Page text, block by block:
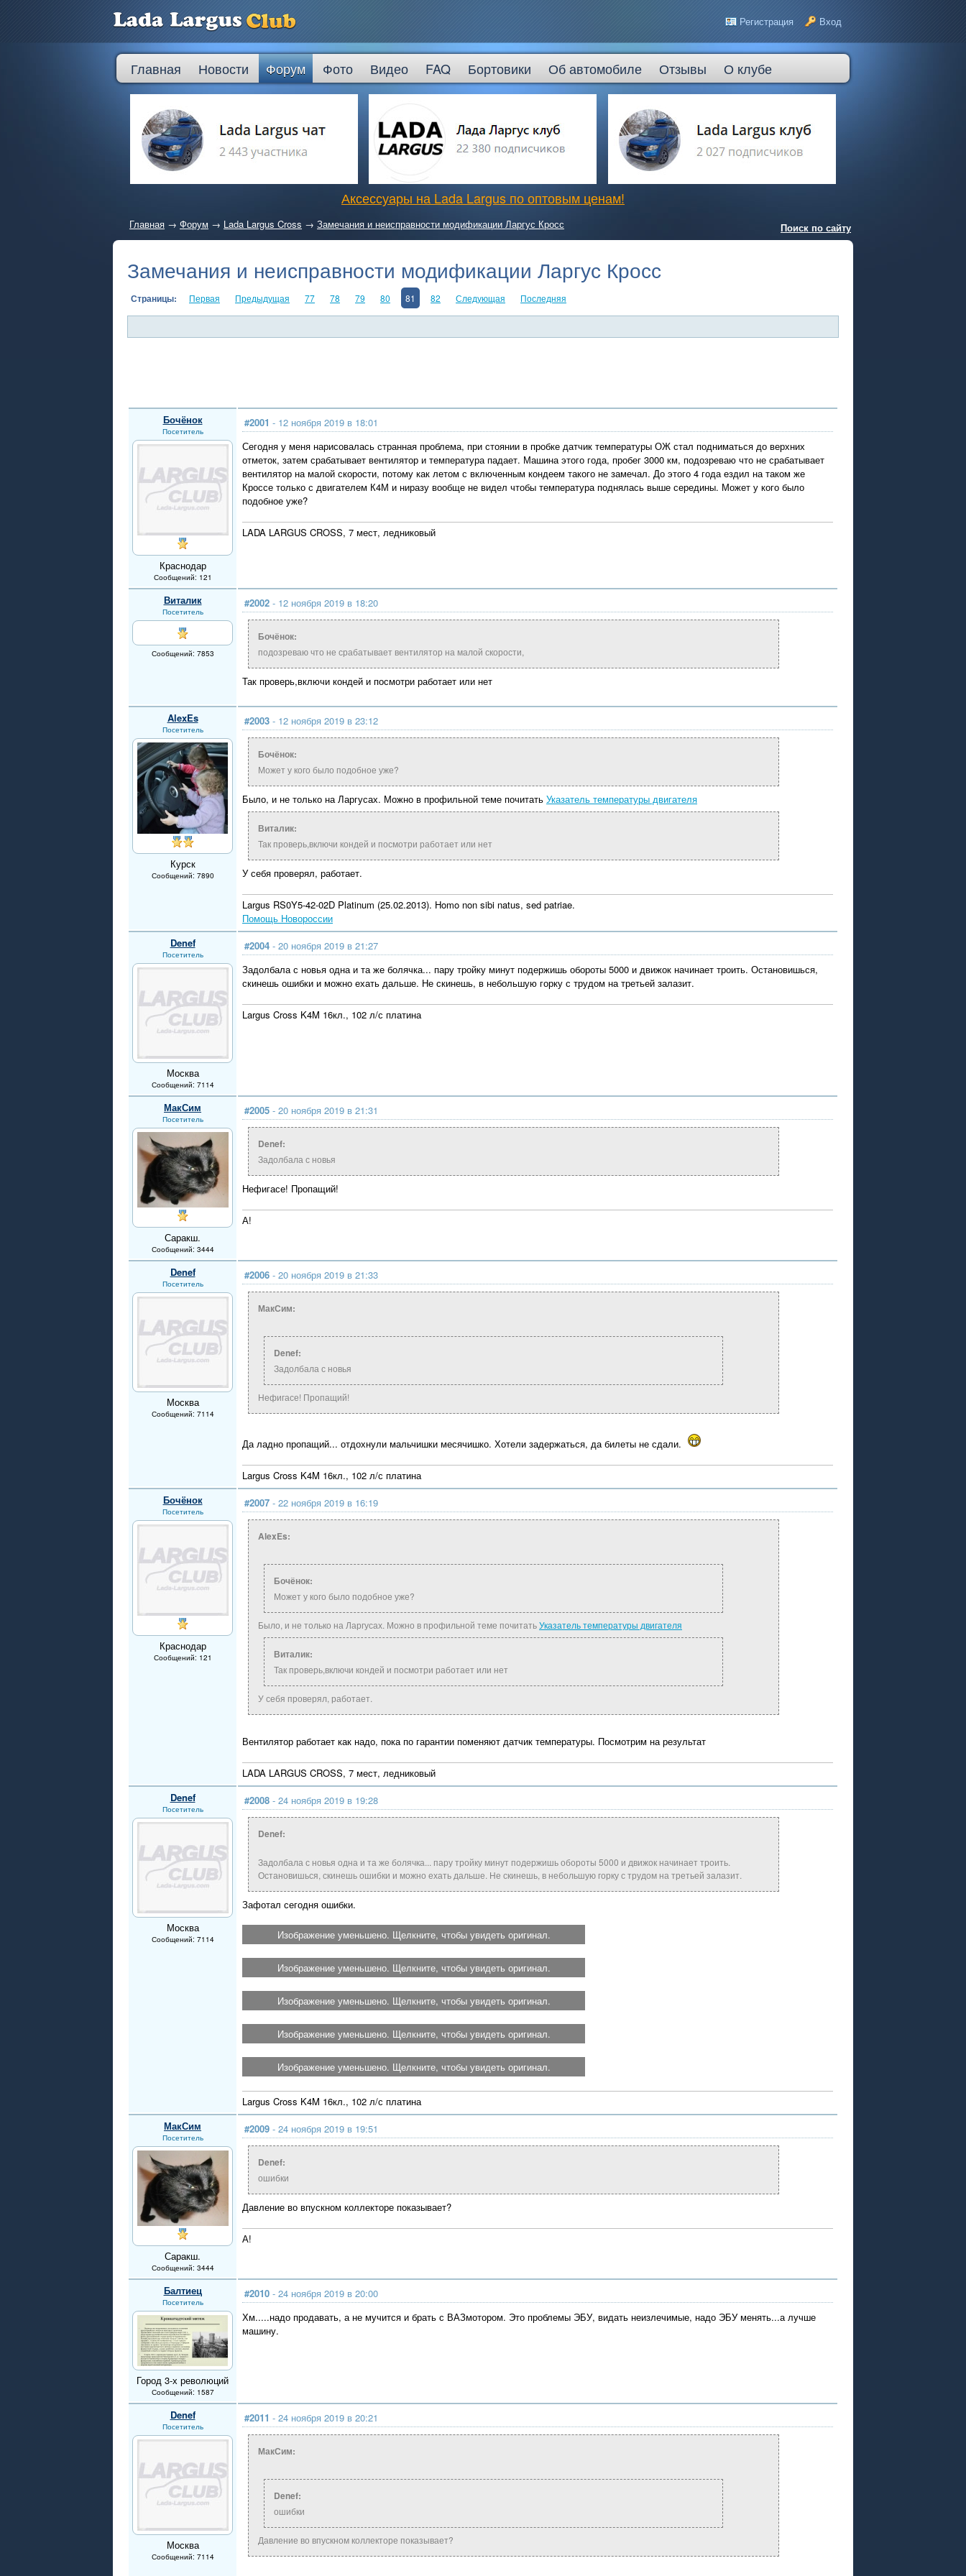
Регистрация Вход
Главная Новости Форум Фото Видео FAQ Бортовики Об автомобиле Отзывы О клубе
Аксессуары на Lada Largus по оптовым ценам!
Главная → Форум → Lada Largus Cross → Замечания и неисправности модификации Ларгус Кросс Поиск по сайту
Замечания и неисправности модификации Ларгус Кросс
Страницы: Первая Предыдущая 77 78 79 80 81 82 Следующая Последняя
Бочёнок
Посетитель
Краснодар
Сообщений: 121
#2001 - 12 ноября 2019 в 18:01
Сегодня у меня нарисовалась странная проблема, при стоянии в пробке датчик температуры ОЖ стал подниматься до верхних
отметок, затем срабатывает вентилятор и температура падает. Машина этого года, пробег 3000 км, подозреваю что не срабатывает
вентилятор на малой скорости, потому как летом с включенным кондеем такого не замечал. До этого 4 года ездил на таком же
Кроссе только с двигателем К4М и ниразу вообще не видел чтобы температура поднялась выше середины. Может у кого было
подобное уже?
LADA LARGUS CROSS, 7 мест, ледниковый
Виталик
Посетитель
Сообщений: 7853
#2002 - 12 ноября 2019 в 18:20
Бочёнок:
подозреваю что не срабатывает вентилятор на малой скорости,
Так проверь,включи кондей и посмотри работает или нет
AlexEs
Посетитель
Курск
Сообщений: 7890
#2003 - 12 ноября 2019 в 23:12
Бочёнок:
Может у кого было подобное уже?
Было, и не только на Ларгусах. Можно в профильной теме почитать Указатель температуры двигателя
Виталик:
Так проверь,включи кондей и посмотри работает или нет
У себя проверял, работает.
Largus RS0Y5-42-02D Platinum (25.02.2013). Homo non sibi natus, sed patriae.
Помощь Новороссии
Denef
Посетитель
Москва
Сообщений: 7114
#2004 - 20 ноября 2019 в 21:27
Задолбала с новья одна и та же болячка... пару тройку минут подержишь обороты 5000 и движок начинает троить. Остановишься,
скинешь ошибки и можно ехать дальше. Не скинешь, в небольшую горку с трудом на третьей залазит.
Largus Cross K4M 16кл., 102 л/с платина
МакСим
Посетитель
Саракш.
Сообщений: 3444
#2005 - 20 ноября 2019 в 21:31
Denef:
Задолбала с новья
Нефигасе! Пропащий!
А!
Denef
Посетитель
Москва
Сообщений: 7114
#2006 - 20 ноября 2019 в 21:33
МакСим:
Denef:
Задолбала с новья
Нефигасе! Пропащий!
Да ладно пропащий... отдохнули мальчишки месячишко. Хотели задержаться, да билеты не сдали.
Largus Cross K4M 16кл., 102 л/с платина
Бочёнок
Посетитель
Краснодар
Сообщений: 121
#2007 - 22 ноября 2019 в 16:19
AlexEs:
Бочёнок:
Может у кого было подобное уже?
Было, и не только на Ларгусах. Можно в профильной теме почитатьУказатель температуры двигателя
Виталик:
Так проверь,включи кондей и посмотри работает или нет
У себя проверял, работает.
Вентилятор работает как надо, пока по гарантии поменяют датчик температуры. Посмотрим на результат
LADA LARGUS CROSS, 7 мест, ледниковый
Denef
Посетитель
Москва
Сообщений: 7114
#2008 - 24 ноября 2019 в 19:28
Denef:
Задолбала с новья одна и та же болячка... пару тройку минут подержишь обороты 5000 и движок начинает троить.
Остановишься, скинешь ошибки и можно ехать дальше. Не скинешь, в небольшую горку с трудом на третьей залазит.
Зафотал сегодня ошибки.
Изображение уменьшено. Щелкните, чтобы увидеть оригинал.
Изображение уменьшено. Щелкните, чтобы увидеть оригинал.
Изображение уменьшено. Щелкните, чтобы увидеть оригинал.
Изображение уменьшено. Щелкните, чтобы увидеть оригинал.
Изображение уменьшено. Щелкните, чтобы увидеть оригинал.
Largus Cross K4M 16кл., 102 л/с платина
МакСим
Посетитель
Саракш.
Сообщений: 3444
#2009 - 24 ноября 2019 в 19:51
Denef:
ошибки
Давление во впускном коллекторе показывает?
А!
Балтиец
Посетитель
Город 3-х революций
Сообщений: 1587
#2010 - 24 ноября 2019 в 20:00
Хм.....надо продавать, а не мучится и брать с ВАЗмотором. Это проблемы ЭБУ, видать неизлечимые, надо ЭБУ менять...а лучше
машину.
Denef
Посетитель
Москва
Сообщений: 7114
#2011 - 24 ноября 2019 в 20:21
МакСим:
Denef:
ошибки
Давление во впускном коллекторе показывает?